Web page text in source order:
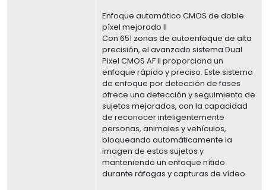
Enfoque automático CMOS de doble
píxel mejorado II
Con 651 zonas de autoenfoque de alta
precisión, el avanzado sistema Dual
Pixel CMOS AF II proporciona un
enfoque rápido y preciso. Este sistema
de enfoque por detección de fases
ofrece una detección y seguimiento de
sujetos mejorados, con la capacidad
de reconocer inteligentemente
personas, animales y vehículos,
bloqueando automáticamente la
imagen de estos sujetos y
manteniendo un enfoque nítido
durante ráfagas y capturas de vídeo.